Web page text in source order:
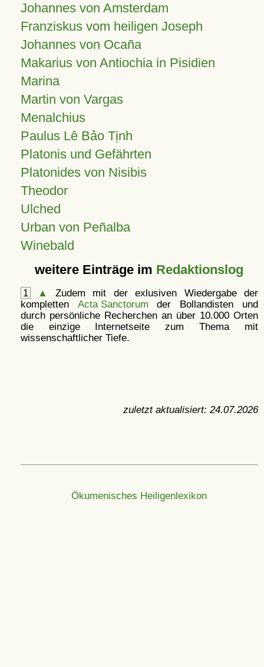
Johannes von Amsterdam
Franziskus vom heiligen Joseph
Johannes von Ocaña
Makarius von Antiochia in Pisidien
Marina
Martin von Vargas
Menalchius
Paulus Lê Bảo Tịnh
Platonis und Gefährten
Platonides von Nisibis
Theodor
Ulched
Urban von Peñalba
Winebald
weitere Einträge im Redaktionslog
1 ▲
Zudem mit der exlusiven Wiedergabe der
kompletten Acta Sanctorum der Bollandisten und
durch persönliche Recherchen an über 10.000 Orten
die einzige Internetseite zum Thema mit
wissenschaftlicher Tiefe.
zuletzt aktualisiert: 24.07.2026
Ökumenisches Heiligenlexikon